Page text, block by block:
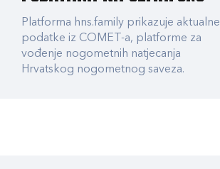
Platforma hns.family prikazuje aktualne
podatke iz COMET-a, platforme za
vođenje nogometnih natjecanja
Hrvatskog nogometnog saveza.